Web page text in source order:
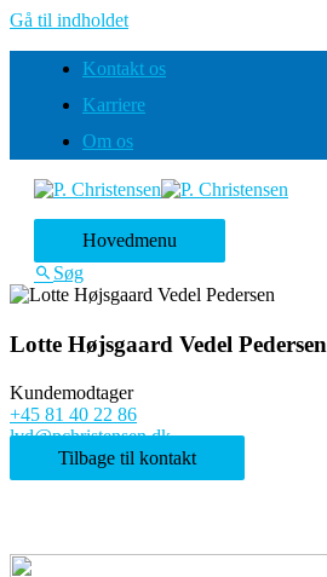
Gå til indholdet
Kontakt os
Karriere
Om os
Hovedmenu
Søg
Lotte Højsgaard Vedel Pedersen
Kundemodtager
+45 81 40 22 86
lvd@pchristensen.dk
Tilbage til kontakt